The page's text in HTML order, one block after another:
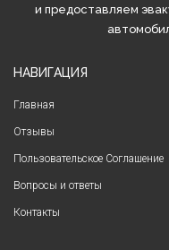
и предоставляем
НАВИГАЦИЯ
Главная
Отзывы
Пользовательское Соглашение
Вопросы и ответы
Контакты